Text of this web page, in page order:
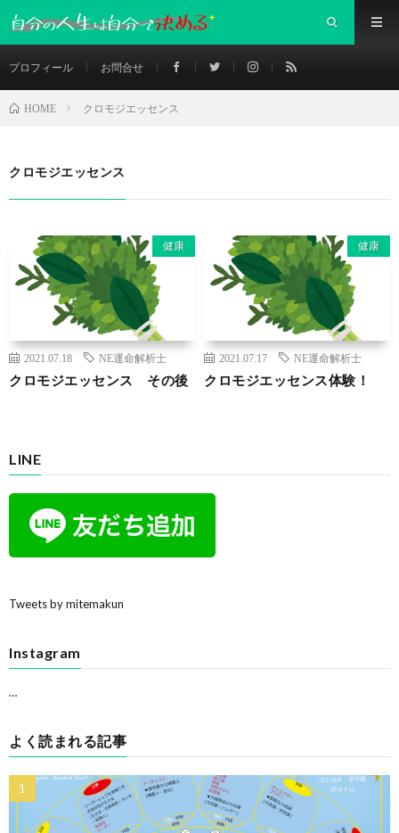
プロフィール お問合せ
HOME クロモジエッセンス
クロモジエッセンス
健康
2021.07.18 NE運命解析士
クロモジエッセンス その後
健康
2021.07.17 NE運命解析士
クロモジエッセンス体験！
LINE
Tweets by mitemakun
Instagram
…
よく読まれる記事